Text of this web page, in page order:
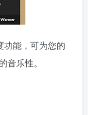
功能，可为您的
音乐性。